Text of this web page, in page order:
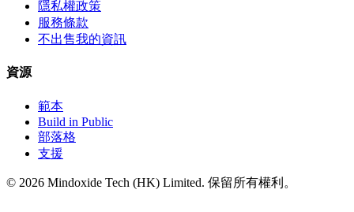
隱私權政策
服務條款
不出售我的資訊
資源
範本
Build in Public
部落格
支援
© 2026 Mindoxide Tech (HK) Limited. 保留所有權利。